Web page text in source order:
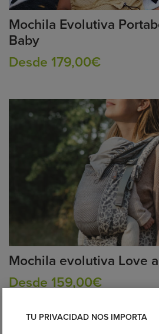
Mochila Evolutiva
Baby
Desde 179,00€
Mochila evolutiva Love
Desde 159,00€
TU PRIVACIDAD NOS IMPORTA